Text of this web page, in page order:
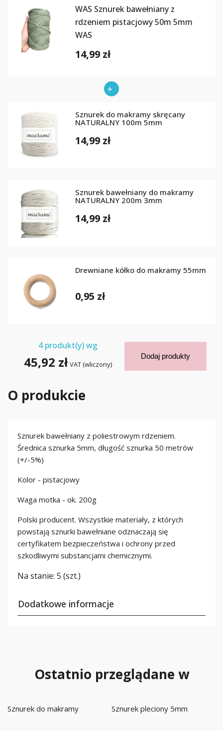
WAS Sznurek bawełniany z
rdzeniem pistacjowy 50m 5mm
WAS
14,99 zł
Sznurek do makramy skręcany
NATURALNY 100m 5mm
14,99 zł
Sznurek bawełniany do makramy
NATURALNY 200m 3mm
14,99 zł
Drewniane kółko do makramy 55mm
0,95 zł
4produkt(y) wg
45,92 zł VAT (wliczony)
Dodaj produkty
O produkcie
Sznurek bawełniany z poliestrowym rdzeniem.
Średnica sznurka 5mm, długość sznurka 50 metrów
(+/-5%)
Kolor - pistacjowy
Waga motka - ok. 200g
Polski producent. Wszystkie materiały, z których
powstają sznurki bawełniane odznaczają się
certyfikatem bezpieczeństwa i ochrony przed
szkodliwymi substancjami chemicznymi.
Na stanie: 5 (szt.)
Dodatkowe informacje
Ostatnio przeglądane w
Sznurek do makramy Sznurek pleciony 5mm